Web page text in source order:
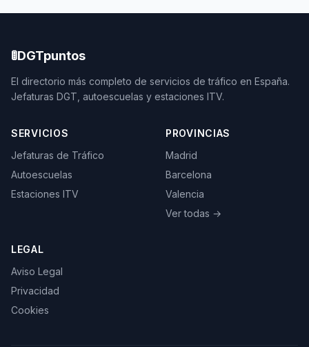
🚦DGTpuntos
El directorio más completo de servicios de tráfico en España.
Jefaturas DGT, autoescuelas y estaciones ITV.
SERVICIOS
Jefaturas de Tráfico
Autoescuelas
Estaciones ITV
PROVINCIAS
Madrid
Barcelona
Valencia
Ver todas →
LEGAL
Aviso Legal
Privacidad
Cookies